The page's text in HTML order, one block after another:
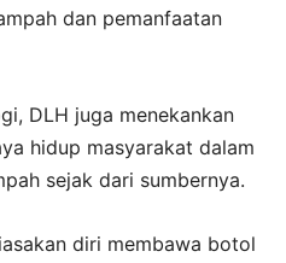
dan pemanfaatan
DLH juga menekankan
hidup masyarakat dalam
sejak dari sumbernya.
diri membawa botol